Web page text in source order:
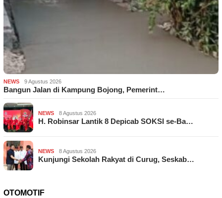
NEWS 9 Agustus 2026
Bangun Jalan di Kampung Bojong, Pemerint…
NEWS 8 Agustus 2026
H. Robinsar Lantik 8 Depicab SOKSI se-Ba…
NEWS 8 Agustus 2026
Kunjungi Sekolah Rakyat di Curug, Seskab…
OTOMOTIF